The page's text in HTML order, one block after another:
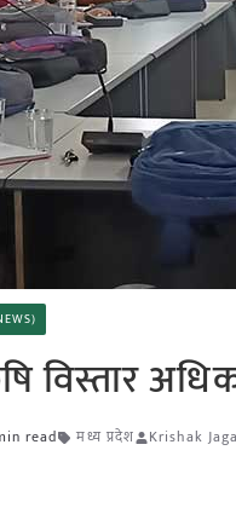
विस्तार
read मध्य प्रदेश Krishak